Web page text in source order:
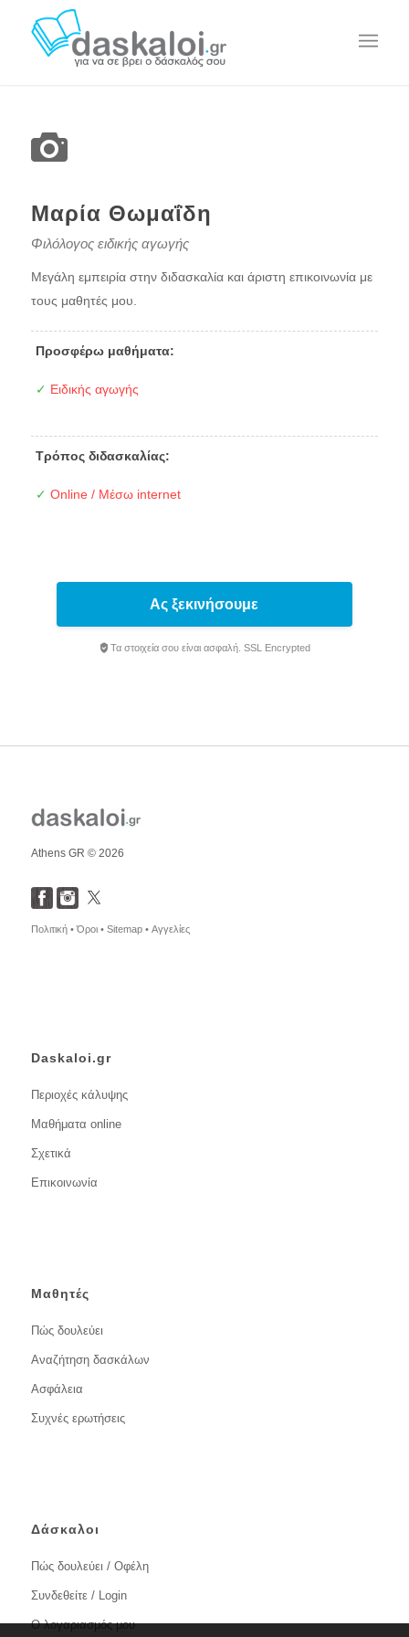
Μαρία Θωμαΐδη
Φιλόλογος ειδικής αγωγής
Μεγάλη εμπειρία στην διδασκαλία και άριστη επικοινωνία με
τους μαθητές μου.
Προσφέρω μαθήματα:
✓ Ειδικής αγωγής
Τρόπος διδασκαλίας:
✓ Online / Μέσω internet
Ας ξεκινήσουμε
Τα στοιχεία σου είναι ασφαλή. SSL Encrypted
Athens GR © 2026
Πολιτική •Όροι • Sitemap • Αγγελίες
Daskaloi.gr
Περιοχές κάλυψης
Μαθήματα online
Σχετικά
Επικοινωνία
Μαθητές
Πώς δουλεύει
Αναζήτηση δασκάλων
Ασφάλεια
Συχνές ερωτήσεις
Δάσκαλοι
Πώς δουλεύει / Οφέλη
Συνδεθείτε / Login
Ο λογαριασμός μου